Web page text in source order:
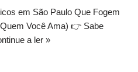
em São Paulo Que Fogem
Você Ama) 👉 Sabe
a ler »